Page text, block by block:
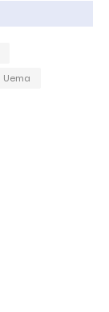
Uema